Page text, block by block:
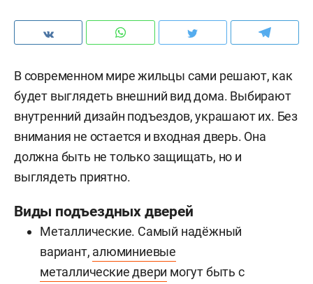
В современном мире жильцы сами решают, как
будет выглядеть внешний вид дома. Выбирают
внутренний дизайн подъездов, украшают их. Без
внимания не остается и входная дверь. Она
должна быть не только защищать, но и
выглядеть приятно.
Виды подъездных дверей
Металлические. Самый надёжный
вариант, алюминиевые
металлические двери могут быть с